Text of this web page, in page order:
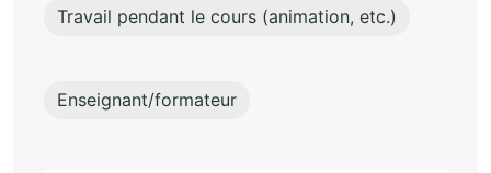
Travail pendant le cours (animation, etc.)
Enseignant/formateur